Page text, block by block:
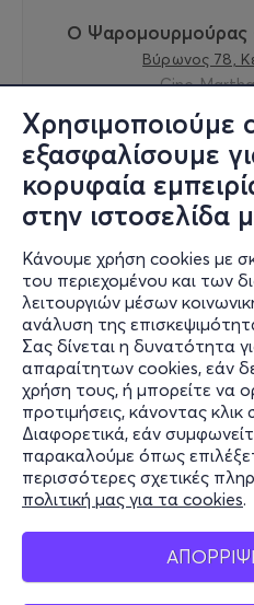
Χρησιμοποιούμε
εξασφαλίσουμε
κορυφαία
στην ιστοσελίδα
Κάνουμε χρήση cookies με
του περιεχομένου και των
λειτουργιών μέσων
ανάλυση της
Σας δίνεται η δυνατότητα
απαραίτητων cookies, εάν
χρήση τους, ή μπορείτε να
προτιμήσεις, κάνοντας κλικ
Διαφορετικά, εάν
παρακαλούμε όπως
περισσότερες σχετικές
πολιτική μας για τα cookies.
Ο Ψαρομουρμούρας
Βύρωνος 78,
Cine
Έναρξη
Κυρ 9/
Ο Ψαρομουρμούρας
Βύρωνος 78,
Cine
Έναρξη
Κυρ 9/